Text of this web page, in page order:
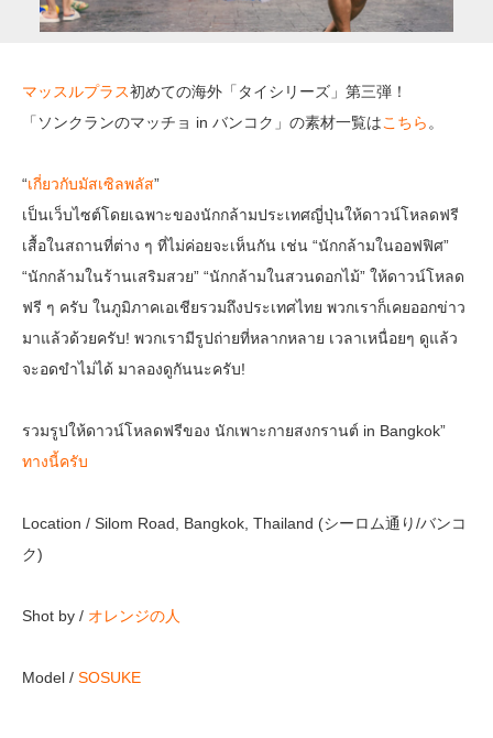
マッスルプラス初めての海外「タイシリーズ」第三弾！
「ソンクランのマッチョ in バンコク」の素材一覧はこちら 。
“เกี่ยวกับมัสเซิลพลัส”
เป็นเว็บไซต์โดยเฉพาะของนักกล้ามประเทศญี่ปุ่นให้ดาวน์โหลดฟรี
เสื้อในสถานที่ต่าง ๆ ที่ไม่ค่อยจะเห็นกัน เช่น “นักกล้ามในออฟฟิศ”
“นักกล้ามในร้านเสริมสวย” “นักกล้ามในสวนดอกไม้” ให้ดาวน์โหลด
ฟรี ๆ ครับ ในภูมิภาคเอเชียรวมถึงประเทศไทย พวกเราก็เคยออกข่าว
มาแล้วด้วยครับ! พวกเรามีรูปถ่ายที่หลากหลาย เวลาเหนื่อยๆ ดูแล้ว
จะอดขำไม่ได้ มาลองดูกันนะครับ!
รวมรูปให้ดาวน์โหลดฟรีของ นักเพาะกายสงกรานต์ in Bangkok”
ทางนี้ครับ
Location / Silom Road, Bangkok, Thailand (シーロム通り/バンコ
ク)
Shot by / オレンジの人
Model / SOSUKE